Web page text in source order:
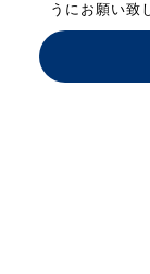
うにお願い致